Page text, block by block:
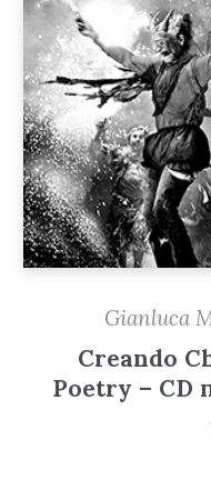
Gianluca
Creando
Poetry – CD